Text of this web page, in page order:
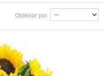
Ordenar por